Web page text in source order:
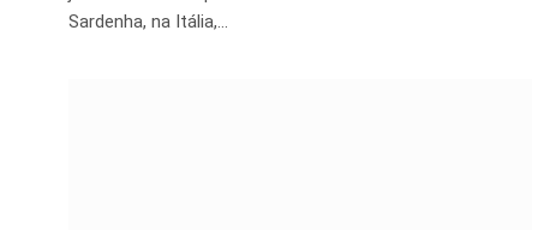
Sardenha, na Itália,…